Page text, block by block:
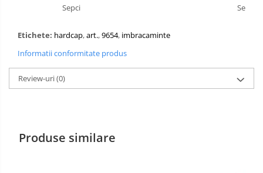
Imbracaminte Outdoor
Incaltaminte Outdoor
Caciuli
Sepci
Sepci
Etichete: hardcap,art.,9654, imbracaminte
Informatii conformitate produs
Review-uri(0)
Produse similare